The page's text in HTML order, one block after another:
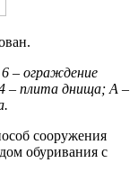
– ограждение
– плита днища; А –
сооружения
обуривания с